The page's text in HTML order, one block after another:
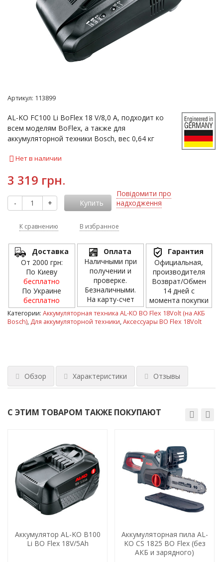
Артикул: 113899
AL-KO FC100 Li BoFlex 18 V/8,0 A, подходит ко
всем моделям BoFlex, а также для
аккумуляторной техники Bosch, вес 0,64 кг
Нет в наличии
3 319 грн.
- + Купить
Повідомити про
надходження
К сравнению В избранное
Доставка
От 2000 грн:
По Киеву
бесплатно
По Украине
бесплатно
Оплата
Наличными при
получении и
проверке.
Безналичными.
На карту-счет
Гарантия
Официальная,
производителя
Возврат/Обмен
14 дней с
момента покупки
Категории: Аккумуляторная техника AL-KO BO Flex 18Volt (на АКБ
Bosch), Для аккумуляторной техники,Аксессуары BO Flex 18Volt
Обзор Характеристики Отзывы
С ЭТИМ ТОВАРОМ ТАКЖЕ ПОКУПАЮТ
Аккумулятор AL-KO B100
Li BO Flex 18V/5Ah
Аккумуляторная пила AL-
KO CS 1825 BO Flex (без
АКБ и зарядного)